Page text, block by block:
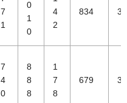
7
1
0
1
0
4
2
834 34
7
4
0
8
8
8
1
7
8
679 30